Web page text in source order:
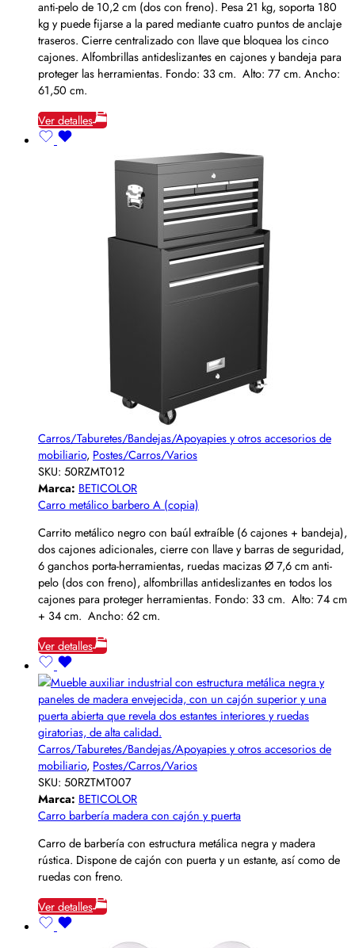
anti-pelo de 10,2 cm (dos con freno). Pesa 21 kg, soporta 180
kg y puede fijarse a la pared mediante cuatro puntos de anclaje
traseros. Cierre centralizado con llave que bloquea los cinco
cajones. Alfombrillas antideslizantes en cajones y bandeja para
proteger las herramientas. Fondo: 33 cm. Alto: 77 cm. Ancho:
61,50 cm.
Ver detalles
Carros/Taburetes/Bandejas/Apoyapies y otros accesorios de
mobiliario, Postes/Carros/Varios
SKU: 50RZMT012
Marca: BETICOLOR
Carro metálico barbero A (copia)
Carrito metálico negro con baúl extraíble (6 cajones + bandeja),
dos cajones adicionales, cierre con llave y barras de seguridad,
6 ganchos porta-herramientas, ruedas macizas Ø 7,6 cm anti-
pelo (dos con freno), alfombrillas antideslizantes en todos los
cajones para proteger herramientas. Fondo: 33 cm. Alto: 74 cm
+ 34 cm. Ancho: 62 cm.
Ver detalles
Carros/Taburetes/Bandejas/Apoyapies y otros accesorios de
mobiliario, Postes/Carros/Varios
SKU: 50RZTMT007
Marca: BETICOLOR
Carro barbería madera con cajón y puerta
Carro de barbería con estructura metálica negra y madera
rústica. Dispone de cajón con puerta y un estante, así como de
ruedas con freno.
Ver detalles